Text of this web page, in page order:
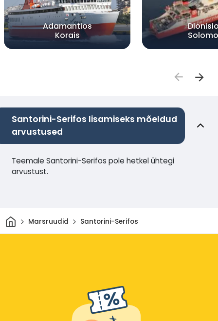
Adamantios
Korais
Santorini-Serifos lisamiseks mõeldud
arvustused
Teemale Santorini-Serifos pole hetkel ühtegi
arvustust.
Avaleht
Marsruudid Santorini-Serifos